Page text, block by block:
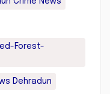
Forest-
Dehradun